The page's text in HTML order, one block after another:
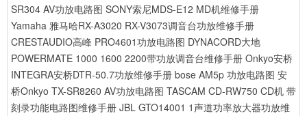
SR304 AV功放电路图 SONY索尼MDS-E12 MD机维修手册
Yamaha 雅马哈RX-A3020 RX-V3073调音台功放维修手册
CRESTAUDIO高峰 PRO4601功放电路图 DYNACORD大地
POWERMATE 1000 1600 2200带功放调音台维修手册 Onkyo安桥
INTEGRA安桥DTR-50.7功放维修手册 bose AM5p 功放电路图 安
桥Onkyo TX-SR8260 AV功放电路图 TASCAM CD-RW750 CD机 带
刻录功能电路图维修手册 JBL GTO14001 1声道功率放大器功放维